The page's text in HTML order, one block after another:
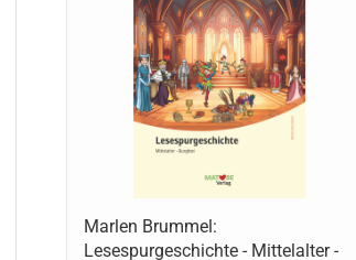
Marlen Brummel:
Lesespurgeschichte - Mittelalter -